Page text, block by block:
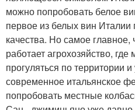
можно попробовать белое
первое из белых вин Италии
качества. Но самое главное,
работает агрохозяйство,
прогуляться по территории
современное итальянское
попробовать местные